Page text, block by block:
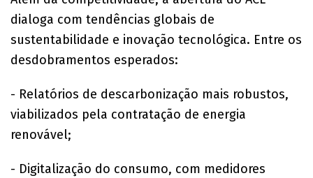
dialoga com tendências globais de
sustentabilidade e inovação tecnológica. Entre os
desdobramentos esperados:
- Relatórios de descarbonização mais robustos,
viabilizados pela contratação de energia
renovável;
- Digitalização do consumo, com medidores